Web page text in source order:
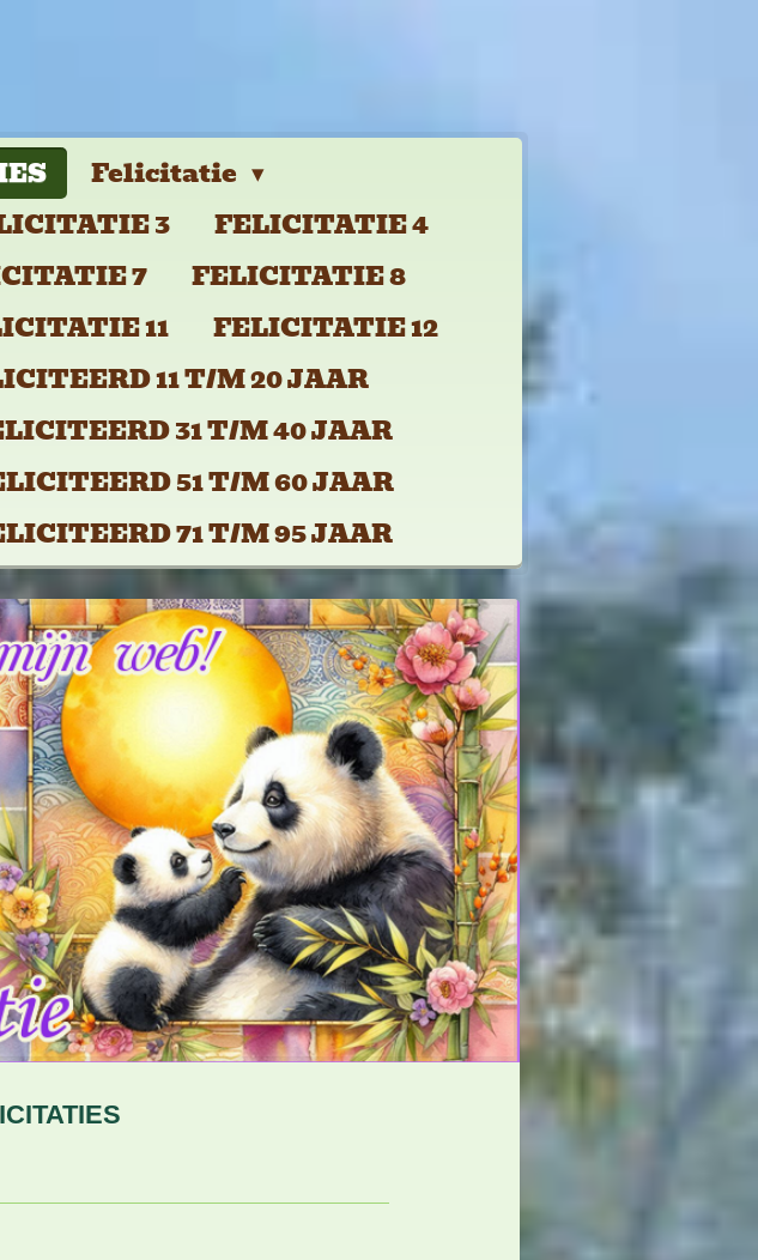
Felicitatie
3
FELICITATIE 4
7
FELICITATIE 8
11
FELICITATIE 12
11 T/M 20 JAAR
31 T/M 40 JAAR
51 T/M 60 JAAR
71 T/M 95 JAAR